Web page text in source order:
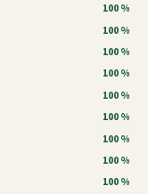
100 %
100 %
100 %
100 %
100 %
100 %
100 %
100 %
100 %